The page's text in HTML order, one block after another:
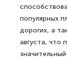
популярных
дорогих, а
августа, что